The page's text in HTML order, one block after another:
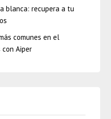
blanca: recupera a tu
comunes en el
con Aiper